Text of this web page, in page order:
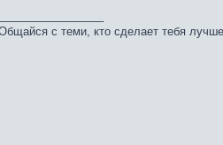
с теми, кто сделает тебя